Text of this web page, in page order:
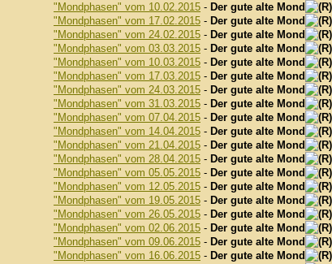
"Mondphasen" vom 10.02.2015 - Der gute alte Mond
"Mondphasen" vom 17.02.2015 - Der gute alte Mond
"Mondphasen" vom 24.02.2015 - Der gute alte Mond
"Mondphasen" vom 03.03.2015 - Der gute alte Mond
"Mondphasen" vom 10.03.2015 - Der gute alte Mond
"Mondphasen" vom 17.03.2015 - Der gute alte Mond
"Mondphasen" vom 24.03.2015 - Der gute alte Mond
"Mondphasen" vom 31.03.2015 - Der gute alte Mond
"Mondphasen" vom 07.04.2015 - Der gute alte Mond
"Mondphasen" vom 14.04.2015 - Der gute alte Mond
"Mondphasen" vom 21.04.2015 - Der gute alte Mond
"Mondphasen" vom 28.04.2015 - Der gute alte Mond
"Mondphasen" vom 05.05.2015 - Der gute alte Mond
"Mondphasen" vom 12.05.2015 - Der gute alte Mond
"Mondphasen" vom 19.05.2015 - Der gute alte Mond
"Mondphasen" vom 26.05.2015 - Der gute alte Mond
"Mondphasen" vom 02.06.2015 - Der gute alte Mond
"Mondphasen" vom 09.06.2015 - Der gute alte Mond
"Mondphasen" vom 16.06.2015 - Der gute alte Mond